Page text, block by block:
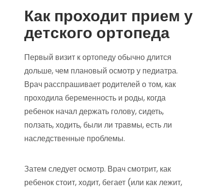
Как проходит прием у
детского ортопеда
Первый визит к ортопеду обычно длится
дольше, чем плановый осмотр у педиатра.
Врач расспрашивает родителей о том, как
проходила беременность и роды, когда
ребенок начал держать голову, сидеть,
ползать, ходить, были ли травмы, есть ли
наследственные проблемы.
Затем следует осмотр. Врач смотрит, как
ребенок стоит, ходит, бегает (или как лежит,